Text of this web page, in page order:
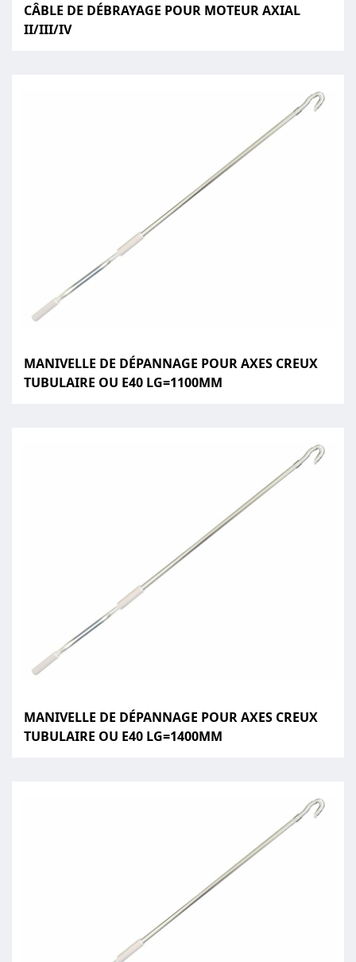
CÂBLE DE DÉBRAYAGE POUR MOTEUR AXIAL
II/III/IV
MANIVELLE DE DÉPANNAGE POUR AXES CREUX
TUBULAIRE OU E40 LG=1100MM
MANIVELLE DE DÉPANNAGE POUR AXES CREUX
TUBULAIRE OU E40 LG=1400MM